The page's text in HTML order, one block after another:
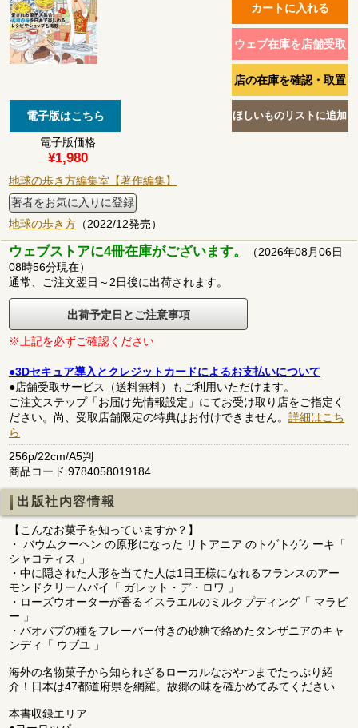
電子版価格
¥1,980
地球の歩き方編集室【著作編集】
著者をお気に入りに登録
地球の歩き方 （2022/12発売）
ウェブストアに4冊在庫がございます。
（2026年08月06日
08時56分現在）
通常、ご注文翌日～2日後に出荷されます。
出荷予定日とご注意事項
※上記を必ずご確認ください
●3Dセキュア導入とクレジットカードによるお支払いについて
●店舗受取サービス（送料無料）もご利用いただけます。
ご注文ステップ「お届け先情報設定」にてお受け取り店をご指定く
ださい。尚、受取店舗限定の特典はお付けできません。 詳細はこち
ら
256p/22cm/A5判
商品コード 9784058019184
出版社内容情報
【こんなお菓子を知っていますか？】
・ バウムクーヘン の原形になった リトアニア のトゲトゲケーキ「
シャコティス 」
・中に隠された人形を当てた人は1日王様になれるフランスのアー
モンドクリームパイ「 ガレット・デ・ロワ 」
・ローズウオーターが香るイスラエルのミルクプディング「 マラビ
ー 」
・バオバブの種をフレーバー付きの砂糖で絡めたタンザニアのキャ
ンディ「 ウブユ 」
海外の名物菓子から知られざるローカルなおやつまでたっぷり紹
介！日本は47都道府県を網羅。故郷の味を確かめてみてください
本書収録エリア